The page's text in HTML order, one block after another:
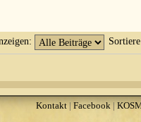
Kontakt|Facebook|